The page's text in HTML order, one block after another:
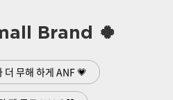
Brand 🍀
더 무해 하게 ANF 💗